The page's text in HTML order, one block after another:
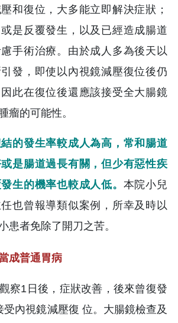
和復位，大多能立即解決症狀；
是反覆發生，以及已經造成腸道
手術治療。由於成人多為後天以
發，即使以內視鏡減壓復位後仍
此在復位後還應該接受全大腸鏡
瘤的可能性。
的發生率較成人為高，常和腸道
是腸道過長有關，但少有惡性疾
生的機率也較成人低。 本院小兒
也曾報導類似案例，所幸及時以
患者免除了開刀之苦。
成普通胃病
察1日後，症狀改善，後來曾復發
受內視鏡減壓復 位。大腸鏡檢查及